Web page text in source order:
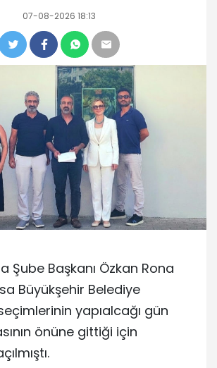
07-08-2026 18:13
Şube Başkanı Özkan Rona
Büyükşehir Belediye
yapıalcağı gün
önüne gittiği için